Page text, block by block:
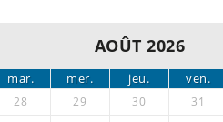
AOÛT 2026
mar. mer. jeu. ven.
28 29 30 31